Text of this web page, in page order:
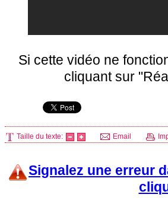
Si cette vidéo ne
cliquant sur
Taille du texte: Email
Signalez une erreur